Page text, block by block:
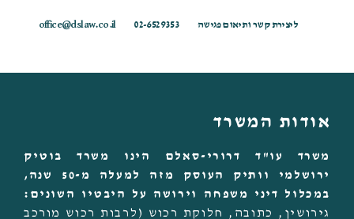
ליצירת קשר ותיאום פגישה 02-6529353
office@dslaw.co.il
אודות המשרד
משרד עו"ד דרורי-סאלם הינו משרד בוטיק
ירושלמי וותיק העוסק מזה למעלה מ-50 שנה,
במכלול דיני משפחה וירושה על היבטיו השונים:
גירושין, כתובה, חלוקת רכוש (לרבות רכוש מורכב